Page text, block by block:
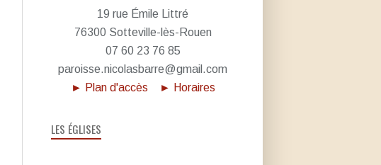
19 rue Émile Littré
76300 Sotteville-lès-Rouen
07 60 23 76 85
paroisse.nicolasbarre@gmail.com
► Plan d'accès
► Horaires
LES ÉGLISES